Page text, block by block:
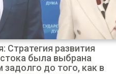
Стратегия развития
была выбрана
задолго до того, как в